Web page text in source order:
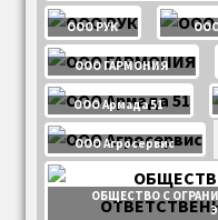
ООО РУК
ООО ГАРМОНИЯ
ООО Армада 51
ООО Агросервис
ОБЩЕСТВО С